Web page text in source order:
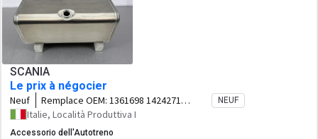
SCANIA
Le prix à négocier
Neuf Remplace OEM: 1361698 1424271
1902142 2371389
NEUF
Italie, Località Produttiva I
Accessorio dell'Autotreno